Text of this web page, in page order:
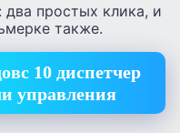
простых клика, и
также.
10 диспетчер
управления